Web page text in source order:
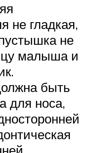
не гладкая,
не
малыша и
быть
для носа,